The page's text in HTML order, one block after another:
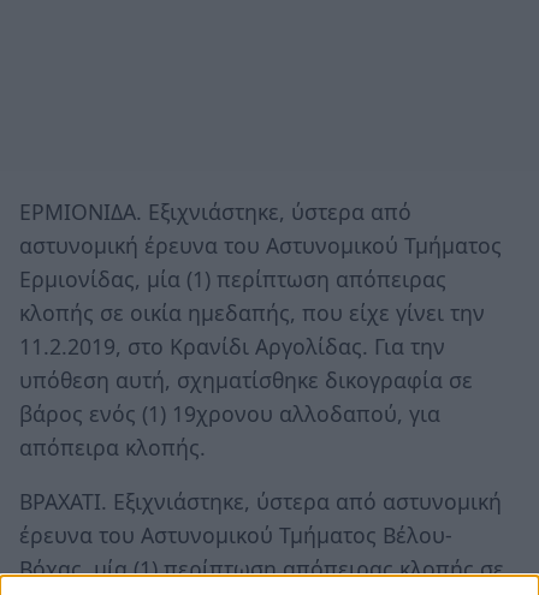
ΕΡΜΙΟΝΙΔΑ. Εξιχνιάστηκε, ύστερα από
αστυνομική έρευνα του Αστυνομικού Τμήματος
Ερμιονίδας, μία (1) περίπτωση απόπειρας
κλοπής σε οικία ημεδαπής, που είχε γίνει την
11.2.2019, στο Κρανίδι Αργολίδας. Για την
υπόθεση αυτή, σχηματίσθηκε δικογραφία σε
βάρος ενός (1) 19χρονου αλλοδαπού, για
απόπειρα κλοπής.
ΒΡΑΧΑΤΙ. Εξιχνιάστηκε, ύστερα από αστυνομική
έρευνα του Αστυνομικού Τμήματος Βέλου-
Βόχας, μία (1) περίπτωση απόπειρας κλοπής σε